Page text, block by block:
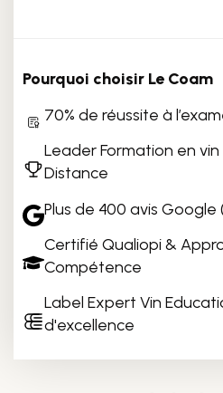
Pourquoi choisir Le Coam
70% de réussite à
Leader Formation en vin
Distance
Plus de 400 avis Google
Certifié Qualiopi &
Compétence
Label Expert Vin
d'excellence